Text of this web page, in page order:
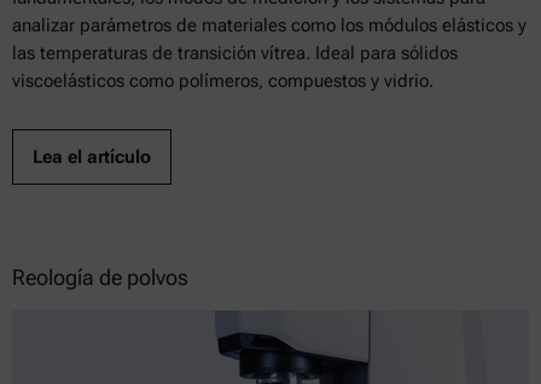
analizar parámetros de materiales como los módulos elásticos y
las temperaturas de transición vítrea. Ideal para sólidos
viscoelásticos como polímeros, compuestos y vidrio.
Lea el artículo
Reología de polvos